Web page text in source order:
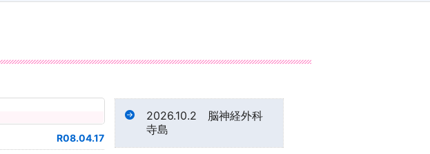
R08.04.17
2026.10.2 脳神経外科
寺島